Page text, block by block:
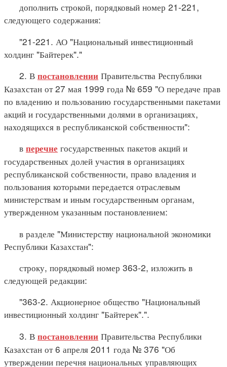
дополнить строкой, порядковый номер 21-221,
следующего содержания:
"21-221. АО "Национальный инвестиционный
холдинг "Байтерек"."
2. В постановлении Правительства Республики
Казахстан от 27 мая 1999 года № 659 "О передаче прав
по владению и пользованию государственными пакетами
акций и государственными долями в организациях,
находящихся в республиканской собственности":
в перечне государственных пакетов акций и
государственных долей участия в организациях
республиканской собственности, право владения и
пользования которыми передается отраслевым
министерствам и иным государственным органам,
утвержденном указанным постановлением:
в разделе "Министерству национальной экономики
Республики Казахстан":
строку, порядковый номер 363-2, изложить в
следующей редакции:
"363-2. Акционерное общество "Национальный
инвестиционный холдинг "Байтерек".".
3. В постановлении Правительства Республики
Казахстан от 6 апреля 2011 года № 376 "Об
утверждении перечня национальных управляющих